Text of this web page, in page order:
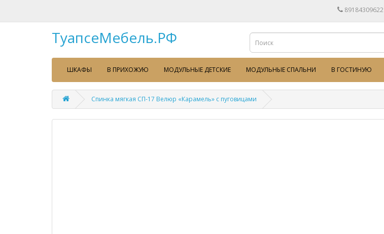
89184309622
ТуапсеМебель.РФ
ШКАФЫ В ПРИХОЖУЮ МОДУЛЬНЫЕ ДЕТСКИЕ МОДУЛЬНЫЕ СПАЛЬНИ В ГОСТИНУЮ
Спинка мягкая СП-17 Велюр «Карамель» с пуговицами